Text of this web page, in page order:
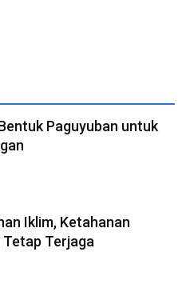
Paguyuban untuk
Iklim, Ketahanan
Terjaga